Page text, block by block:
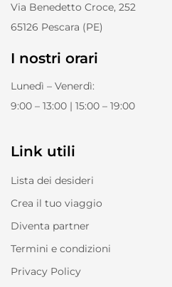
Via Benedetto Croce, 252
65126 Pescara (PE)
I nostri orari
Lunedì – Venerdì:
9:00 – 13:00 | 15:00 – 19:00
Link utili
Lista dei desideri
Crea il tuo viaggio
Diventa partner
Termini e condizioni
Privacy Policy